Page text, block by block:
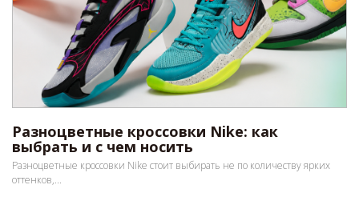
Разноцветные кроссовки Nike: как
выбрать и с чем носить
Разноцветные кроссовки Nike стоит выбирать не по количеству ярких
оттенков,...